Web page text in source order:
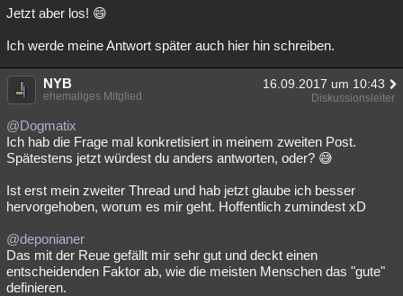
Jetzt aber los! 😄
Ich werde meine Antwort später auch hier hin schreiben.
NYB 16.09.2017 um 10:43
ehemaliges Mitglied Diskussionsleiter
@Dogmatix
Ich hab die Frage mal konkretisiert in meinem zweiten Post.
Spätestens jetzt würdest du anders antworten, oder? 😅
Ist erst mein zweiter Thread und hab jetzt glaube ich besser
hervorgehoben, worum es mir geht. Hoffentlich zumindest xD
@deponianer
Das mit der Reue gefällt mir sehr gut und deckt einen
entscheidenden Faktor ab, wie die meisten Menschen das "gute"
definieren.